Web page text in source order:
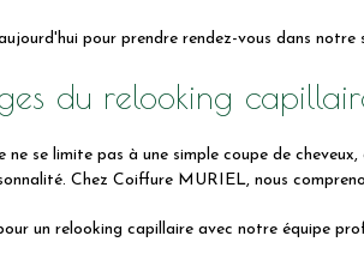
pour prendre rendez-vous dans
du relooking
ne se limite pas à une simple coupe de
Chez Coiffure MURIEL, nous
un relooking capillaire avec notre équipe